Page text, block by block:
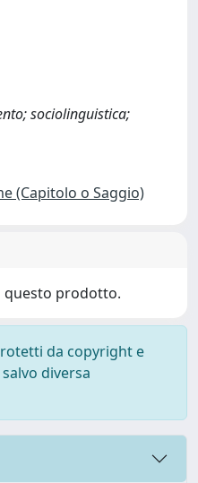
sociolinguistica;
(Capitolo o Saggio)
questo prodotto.
da copyright e
diversa